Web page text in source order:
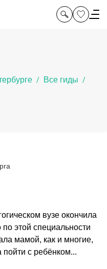
/ Все гиды /
вузе окончила
этой специальности
мамой, как и многие,
с ребёнком...